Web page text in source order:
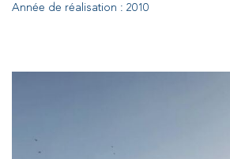
Année de réalisation : 2010